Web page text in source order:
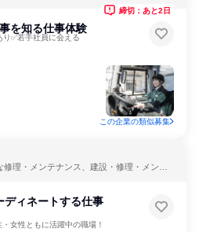
を知る仕事体験
✅若手社員に会える
締切：あと2日
この企業の類似募集
理・メンテナンス、建設・修理・メンテ
ディネートする仕事
女性ともに活躍中の職場！